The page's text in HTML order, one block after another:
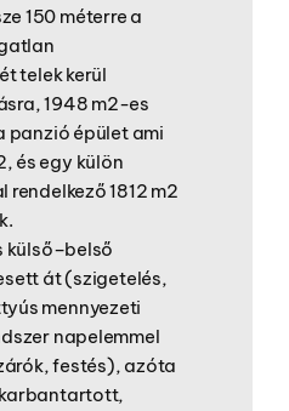
150 méterre a
telek kerül
1948 m2-es
panzió épület ami
és egy külön
rendelkező 1812 m2
külső–belső
át (szigetelés,
mennyezeti
napelemmel
festés), azóta